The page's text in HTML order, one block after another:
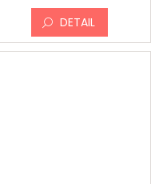
DETAIL